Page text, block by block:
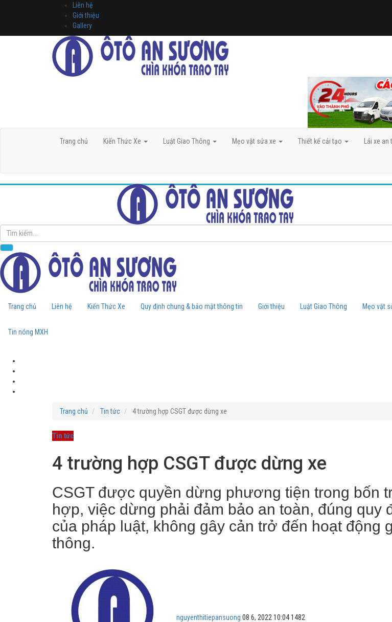
Liên hệ
Giới thiệu
Gallery
Trang chủ Kiến Thức Xe Luật Giao Thông Mẹo vặt sửa xe Thiết kế cải tạo Lái xe
Trang chủ Liên hệ Kiến Thức Xe Quy định chung & bảo mật thông tin Giới thiệu Luật Giao Thông Mẹo vặt
Tin nóng MXH
Trang chủ Tin tức 4 trường hợp CSGT được dừng xe
Tin tức
4 trường hợp CSGT được dừng xe
CSGT được quyền dừng phương tiện trong bốn
hợp, việc dừng phải đảm bảo an toàn, đúng quy
của pháp luật, không gây cản trở đến hoạt động
thông.
nguyenthitiepansuong 08 6, 2022 10:041482